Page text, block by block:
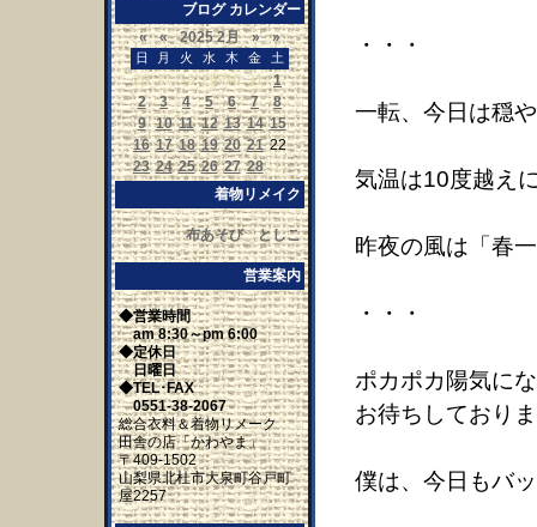
ブログ カレンダー
«
« 2025 2月 » »
日 月 火 水 木 金 土
26 27 28 29 30 31
1
2
3 4 5 6 7
8
9 10 11 12 13 14 15
16 17 18 19 20 21 22
23 24 25 26 27 28
1
着物リメイク
布あそび としこ
営業案内
◆営業時間
am 8:30～pm 6:00
◆定休日
日曜日
◆TEL･FAX
0551-38-2067
総合衣料＆着物リメーク
田舎の店「かわやま」
〒409-1502
山梨県北杜市大泉町谷戸町
屋2257
・・・
一転、今日は穏
気温は10度越え
昨夜の風は「春
・・・
ポカポカ陽気に
お待ちしており
僕は、今日もバ